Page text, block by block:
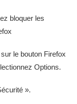
bloquer les
le bouton Firefox
Options.
».